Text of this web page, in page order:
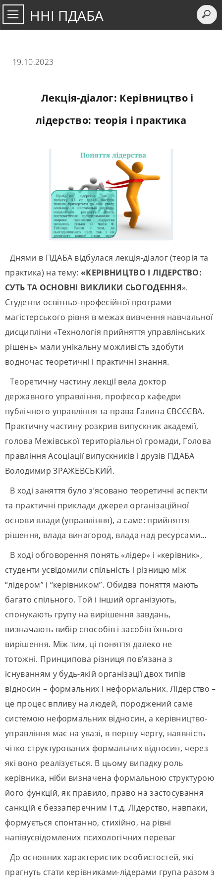
ННІ ПДАБА
19.10.2023
Лекція-діалог: Керівництво і
лідерство: теорія і практика
Днями в ПДАБА відбулася лекція-діалог (теорія та
практика) на тему:«КЕРІВНИЦТВО І ЛІДЕРСТВО:
СУТЬ ТА ОСНОВНІ ВИКЛИКИ СЬОГОДЕННЯ».
Студенти освітньо-професійної програми
магістерського рівня в межах вивчення навчальної
дисципліни «Технологія прийняття управлінських
рішень» мали унікальну можливість здобути
водночас теоретичні і практичні знання.
Теоретичну частину лекції вела доктор
державного управління, професор кафедри
публічного управління та права Галина ЄВСЄЄВА.
Практичну частину розкрив випускник академії,
голова Межівської територіальної громади, Голова
правління Асоціації випускників і друзів ПДАБА
Володимир ЗРАЖЕВСЬКИЙ.
В ході заняття було з’ясовано теоретичні аспекти
та практичні приклади джерел організаційної
основи влади (управління), а саме: прийняття
рішення, влада винагород, влада над ресурсами…
В ході обговорення понять «лідер» і «керівник»,
студенти усвідомили спільність і різницю між
“лідером” і “керівником”. Обидва поняття мають
багато спільного. Той і інший організують,
спонукають групу на вирішення завдань,
визначають вибір способів і засобів їхнього
вирішення. Між тим, ці поняття далеко не
тотожні. Принципова різниця пов’язана з
існуванням у будь-якій організації двох типів
відносин – формальних і неформальних. Лідерство –
це процес впливу на людей, породжений саме
системою неформальних відносин, а керівництво-
управління має на увазі, в першу чергу, наявність
чітко структурованих формальних відносин, через
які воно реалізується. В цьому випадку роль
керівника, ніби визначена формальною структурою
його функцій, як правило, право на застосування
санкцій є беззаперечним і т.д. Лідерство, навпаки,
формується спонтанно, стихійно, на рівні
напівусвідомлених психологічних переваг
До основних характеристик особистостей, які
прагнуть стати керівниками-лідерами група разом з